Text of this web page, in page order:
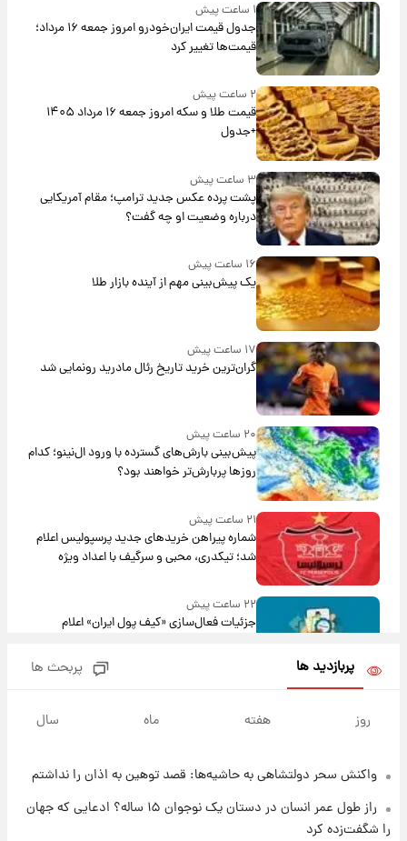
۱ ساعت پیش
جدول قیمت ایران‌خودرو امروز جمعه ۱۶ مرداد؛
قیمت‌ها تغییر کرد
۲ ساعت پیش
قیمت طلا و سکه امروز جمعه ۱۶ مرداد ۱۴۰۵
+جدول
۳ ساعت پیش
پشت پرده عکس جدید ترامپ؛ مقام آمریکایی
درباره وضعیت او چه گفت؟
۱۶ ساعت پیش
یک پیش‌بینی مهم از آینده بازار طلا
۱۷ ساعت پیش
گران‌ترین خرید تاریخ رئال مادرید رونمایی شد
۲۰ ساعت پیش
پیش‌بینی بارش‌های گسترده با ورود ال‌نینو؛ کدام
روزها پربارش‌تر خواهند بود؟
۲۱ ساعت پیش
شماره پیراهن خریدهای جدید پرسپولیس اعلام
شد؛ تیکدری، محبی و سرگیف با اعداد ویژه
۲۲ ساعت پیش
جزئیات فعال‌سازی «کیف پول ایران» اعلام
امروز پنجشنبه ۱۵ مرداد ۱۴۰۵ +جدول
۱ روز پیش
پربازدید ها پربحث ها
روز هفته ماه سال
واکنش سحر دولتشاهی به حاشیه‌ها: قصد توهین به اذان را نداشتم
راز طول عمر انسان در دستان یک نوجوان ۱۵ ساله؟ ادعایی که جهان
را شگفت‌زده کرد